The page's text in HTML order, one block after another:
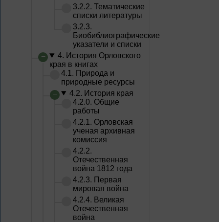
3.2.2. Тематические
списки литературы
3.2.3.
Биобиблиографические
указатели и списки
4. История Орловского
края в книгах
4.1. Природа и
природные ресурсы
4.2. История края
4.2.0. Общие
работы
4.2.1. Орловская
ученая архивная
комиссия
4.2.2.
Отечественная
война 1812 года
4.2.3. Первая
мировая война
4.2.4. Великая
Отечественная
война